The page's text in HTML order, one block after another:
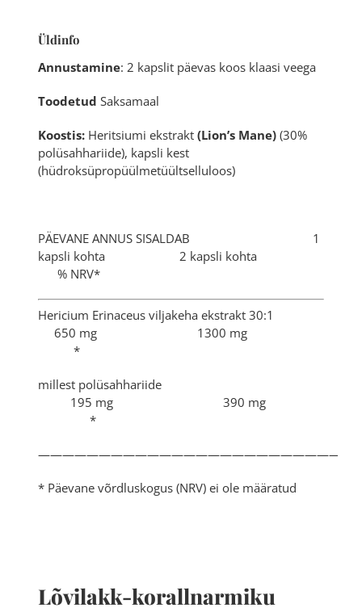
Üldinfo
Annustamine: 2 kapslit päevas koos klaasi veega
Toodetud Saksamaal
Koostis:Heritsiumi ekstrakt (Lion’s Mane)(30%
polüsahhariide), kapsli kest
(hüdroksüpropüülmetüültselluloos)
PÄEVANE ANNUS SISALDAB 1
kapsli kohta 2 kapsli kohta
% NRV*
Hericium Erinaceus viljakeha ekstrakt 30:1
650 mg 1300 mg
*
millest polüsahhariide
195 mg 390 mg
*
* Päevane võrdluskogus (NRV) ei ole määratud
Lõvilakk-korallnarmiku